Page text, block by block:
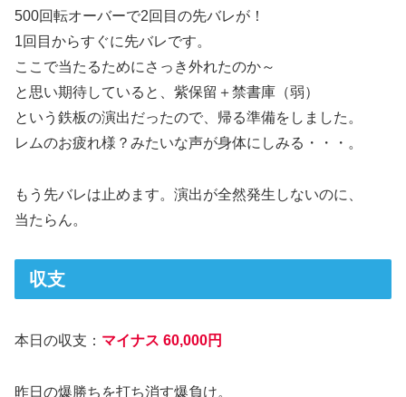
500回転オーバーで2回目の先バレが！
1回目からすぐに先バレです。
ここで当たるためにさっき外れたのか～
と思い期待していると、紫保留＋禁書庫（弱）
という鉄板の演出だったので、帰る準備をしました。
レムのお疲れ様？みたいな声が身体にしみる・・・。
もう先バレは止めます。演出が全然発生しないのに、
当たらん。
収支
本日の収支： マイナス 60,000円
昨日の爆勝ちを打ち消す爆負け。